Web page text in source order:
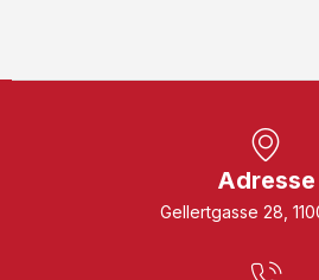
Adresse
Gellertgasse 28,